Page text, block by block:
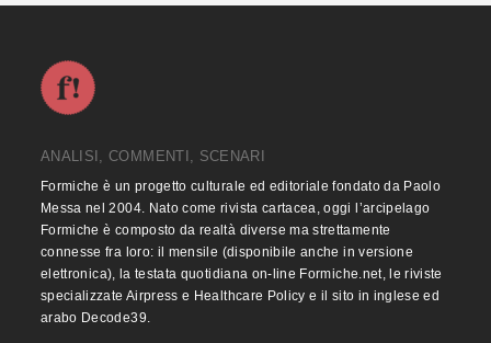
ANALISI, COMMENTI, SCENARI
Formiche è un progetto culturale ed editoriale fondato da Paolo
Messa nel 2004. Nato come rivista cartacea, oggi l’arcipelago
Formiche è composto da realtà diverse ma strettamente
connesse fra loro: il mensile (disponibile anche in versione
elettronica), la testata quotidiana on-line Formiche.net, le riviste
specializzate Airpress e Healthcare Policy e il sito in inglese ed
arabo Decode39.